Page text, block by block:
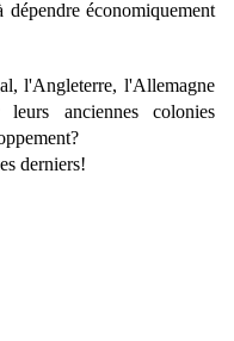
économiquement
l'Angleterre, l'Allemagne
anciennes colonies
derniers!